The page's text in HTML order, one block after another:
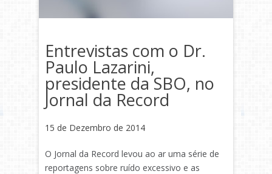
Entrevistas com o Dr.
Paulo Lazarini,
presidente da SBO, no
Jornal da Record
15 de Dezembro de 2014
O Jornal da Record levou ao ar uma série de
reportagens sobre ruído excessivo e as